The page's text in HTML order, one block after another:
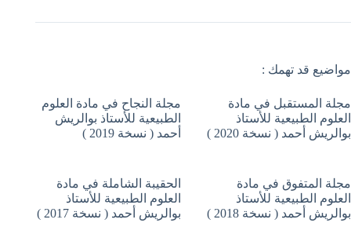
مواضيع قد تهمك :
مجلة المستقبل في مادة
العلوم الطبيعية للأستاذ
بوالريش أحمد ( نسخة 2020 )
مجلة النجاح في مادة العلوم
الطبيعية للأستاذ بوالريش
أحمد ( نسخة 2019 )
مجلة المتفوق في مادة
العلوم الطبيعية للأستاذ
بوالريش أحمد ( نسخة 2018 )
الحقيبة الشاملة في مادة
العلوم الطبيعية للأستاذ
بوالريش أحمد ( نسخة 2017 )